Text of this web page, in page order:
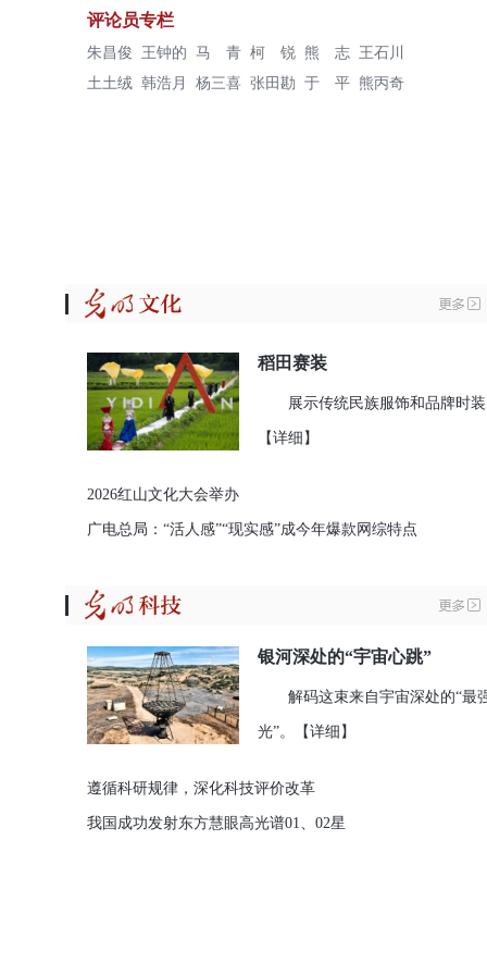
评论员专栏
朱昌俊 王钟的 马 青 柯 锐 熊 志 王石川
土土绒 韩浩月 杨三喜 张田勘 于 平 熊丙奇
稻田赛装
展示传统民族服饰和品牌时装
【详细】
2026红山文化大会举办
广电总局：“活人感”“现实感”成今年爆款网综特点
银河深处的“宇宙心跳”
解码这束来自宇宙深处的“最
光”。 【详细】
遵循科研规律，深化科技评价改革
我国成功发射东方慧眼高光谱01、02星